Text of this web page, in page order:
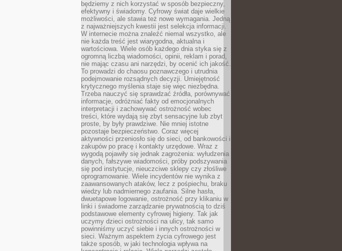
będziemy z nich korzystać w sposób bezpieczny,
efektywny i świadomy. Cyfrowy świat daje wielkie
możliwości, ale stawia też nowe wymagania. Jedną
z najważniejszych kwestii jest selekcja informacji.
W internecie można znaleźć niemal wszystko, ale
nie każda treść jest wiarygodna, aktualna i
wartościowa. Wiele osób każdego dnia styka się z
ogromną liczbą wiadomości, opinii, reklam i porad,
nie mając czasu ani narzędzi, by ocenić ich jakość.
To prowadzi do chaosu poznawczego i utrudnia
podejmowanie rozsądnych decyzji. Umiejętność
krytycznego myślenia staje się więc niezbędna.
Trzeba nauczyć się sprawdzać źródła, porównywać
informacje, odróżniać fakty od emocjonalnych
interpretacji i zachowywać ostrożność wobec
treści, które wydają się zbyt sensacyjne lub zbyt
proste, by były prawdziwe. Nie mniej istotne
pozostaje bezpieczeństwo. Coraz więcej
aktywności przeniosło się do sieci, od bankowości i
zakupów po pracę i kontakty urzędowe. Wraz z
wygodą pojawiły się jednak zagrożenia: wyłudzenia
danych, fałszywe wiadomości, próby podszywania
się pod instytucje, nieuczciwe sklepy czy złośliwe
oprogramowanie. Wiele incydentów nie wynika z
zaawansowanych ataków, lecz z pośpiechu, braku
wiedzy lub nadmiernego zaufania. Silne hasła,
dwuetapowe logowanie, ostrożność przy klikaniu w
linki i świadome zarządzanie prywatnością to dziś
podstawowe elementy cyfrowej higieny. Tak jak
uczymy dzieci ostrożności na ulicy, tak samo
powinniśmy uczyć siebie i innych ostrożności w
sieci. Ważnym aspektem życia cyfrowego jest
także sposób, w jaki technologia wpływa na